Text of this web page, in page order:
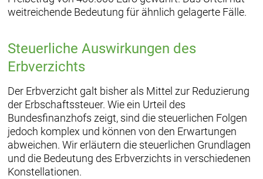
weitreichende Bedeutung für ähnlich gelagerte Fälle.
Steuerliche Auswirkungen des
Erbverzichts
Der Erbverzicht galt bisher als Mittel zur Reduzierung
der Erbschaftssteuer. Wie ein Urteil des
Bundesfinanzhofs zeigt, sind die steuerlichen Folgen
jedoch komplex und können von den Erwartungen
abweichen. Wir erläutern die steuerlichen Grundlagen
und die Bedeutung des Erbverzichts in verschiedenen
Konstellationen.